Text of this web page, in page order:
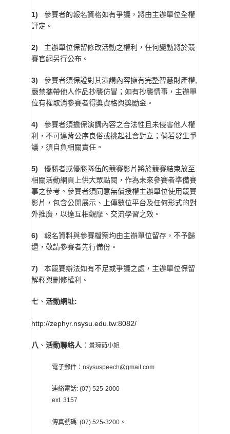
1) 參賽者的報名資格如有爭議，將由主辦單位全權
評定。
2) 主辦單位保留修改活動之權利，任何變動將於競
賽官網另行公布。
3) 參賽者須保證對其演講內容擁有完整智慧財產權,
嚴禁攜帶他人作品抄襲仿冒；如有抄襲情事，主辦單
位有權取消參賽者得獎資格與獎勵金。
4) 參賽者須擔保演講內容之合法性且未侵害他人權
利，不可違背公序良俗或挑起社會對立；倘若發生爭
議，須自負相關責任。
5) 優勝者或優勝隊伍的競賽影片將於競賽結束放至
相關活動網頁上供大眾點閱，作為未來參賽者準備賽
事之參考。參賽者須同意無償授權主辦單位使用競賽
影片，包含公開展示、上傳數位平台及任何形式的對
外推廣，以達互相觀摩、交流學習之效。
6) 報名資料與參賽檔案均由主辦單位留存，不予歸
還，敬請參賽者先行備份。
7) 本競賽辦法如有不足或爭議之處，主辦單位保留
解釋與刪修權利。
七 、 活動網址:
http://zephyr.nsysu.edu.tw:8082/
八 、 活動聯絡人 ： 景琬茹小姐
電子郵件：nsysuspeech@gmail.com
連絡電話: (07) 525-2000
ext. 3157
傳真號碼: (07) 525-3200 。